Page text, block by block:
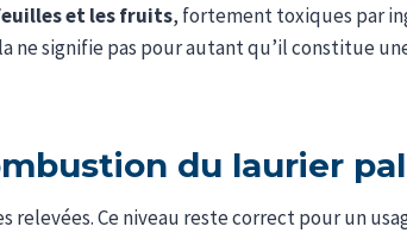
et les fruits, fortement toxiques par
ne signifie pas pour autant qu’il constitue
du laurier
relevées. Ce niveau reste correct pour un